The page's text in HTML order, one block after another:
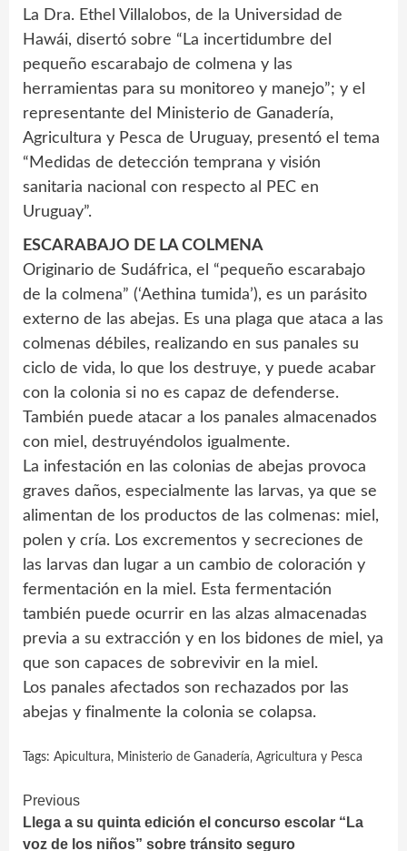
La Dra. Ethel Villalobos, de la Universidad de
Hawái, disertó sobre “La incertidumbre del
pequeño escarabajo de colmena y las
herramientas para su monitoreo y manejo”; y el
representante del Ministerio de Ganadería,
Agricultura y Pesca de Uruguay, presentó el tema
“Medidas de detección temprana y visión
sanitaria nacional con respecto al PEC en
Uruguay”.
ESCARABAJO DE LA COLMENA
Originario de Sudáfrica, el “pequeño escarabajo
de la colmena” (‘Aethina tumida’), es un parásito
externo de las abejas. Es una plaga que ataca a las
colmenas débiles, realizando en sus panales su
ciclo de vida, lo que los destruye, y puede acabar
con la colonia si no es capaz de defenderse.
También puede atacar a los panales almacenados
con miel, destruyéndolos igualmente.
La infestación en las colonias de abejas provoca
graves daños, especialmente las larvas, ya que se
alimentan de los productos de las colmenas: miel,
polen y cría. Los excrementos y secreciones de
las larvas dan lugar a un cambio de coloración y
fermentación en la miel. Esta fermentación
también puede ocurrir en las alzas almacenadas
previa a su extracción y en los bidones de miel, ya
que son capaces de sobrevivir en la miel.
Los panales afectados son rechazados por las
abejas y finalmente la colonia se colapsa.
Tags: Apicultura, Ministerio de Ganadería‚ Agricultura y Pesca
Continue
Reading
Previous
Llega a su quinta edición el concurso escolar “La
voz de los niños” sobre tránsito seguro